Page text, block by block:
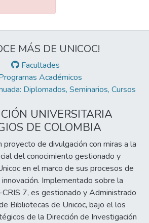
MÁS DE UNICOC!
Facultades
Académicos
Diplomados, Seminarios, Cursos
UNIVERSITARIA
DE COLOMBIA
proyecto de divulgación con miras a la
del conocimiento gestionado y
en el marco de sus procesos de
Implementado sobre la
7, es gestionado y Administrado
Bibliotecas de Unicoc, bajo el los
de la Dirección de Investigación